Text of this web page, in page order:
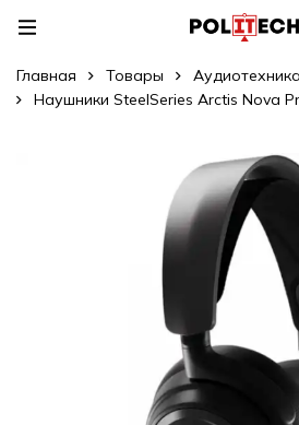
Главная Товары
Аудиотехника
Наушники SteelSeries Arctis Nova